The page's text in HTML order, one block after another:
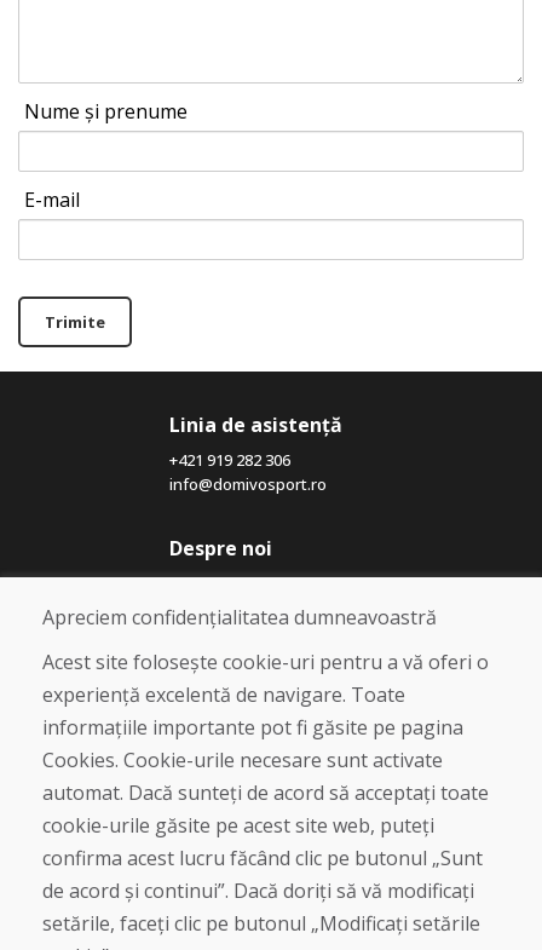
Nume și prenume
E-mail
Trimite
Linia de asistență
+421 919 282 306
info@domivosport.ro
Despre noi
Blog
Despre noi
Magazin
Contact
Cumpărare
Magazin online
Livrare și plată
Plângere
Retur și schimb de mărfuri
Protecția datelor cu caracter personal
Cookies
Apreciem confidențialitatea dumneavoastră
Acest site folosește cookie-uri pentru a vă oferi o
experiență excelentă de navigare. Toate
informațiile importante pot fi găsite pe pagina
Cookies. Cookie-urile necesare sunt activate
automat. Dacă sunteți de acord să acceptați toate
cookie-urile găsite pe acest site web, puteți
confirma acest lucru făcând clic pe butonul „Sunt
de acord și continui”. Dacă doriți să vă modificați
setările, faceți clic pe butonul „Modificați setările